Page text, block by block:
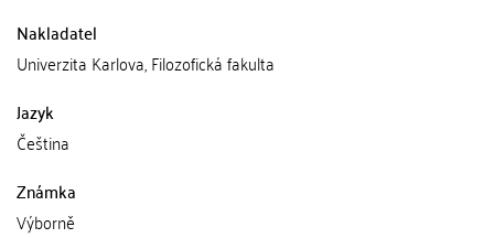
Nakladatel
Univerzita Karlova, Filozofická fakulta
Jazyk
Čeština
Známka
Výborně